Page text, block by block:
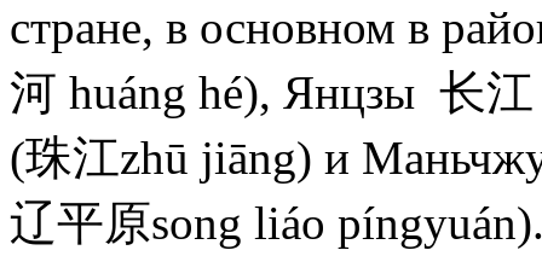
стране, в основном в
河 huáng hé), Янцзы 长
(珠江zhū jiāng) и
辽平原song liáo